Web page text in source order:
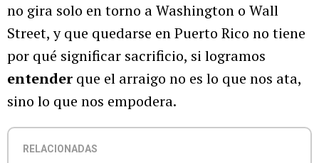
no gira solo en torno a Washington o Wall
Street, y que quedarse en Puerto Rico no tiene
por qué significar sacrificio, si logramos
entender que el arraigo no es lo que nos ata,
sino lo que nos empodera.
RELACIONADAS